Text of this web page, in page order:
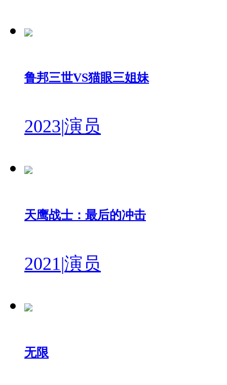
鲁邦三世VS猫眼三姐妹
2023|演员
天鹰战士：最后的冲击
2021|演员
无限